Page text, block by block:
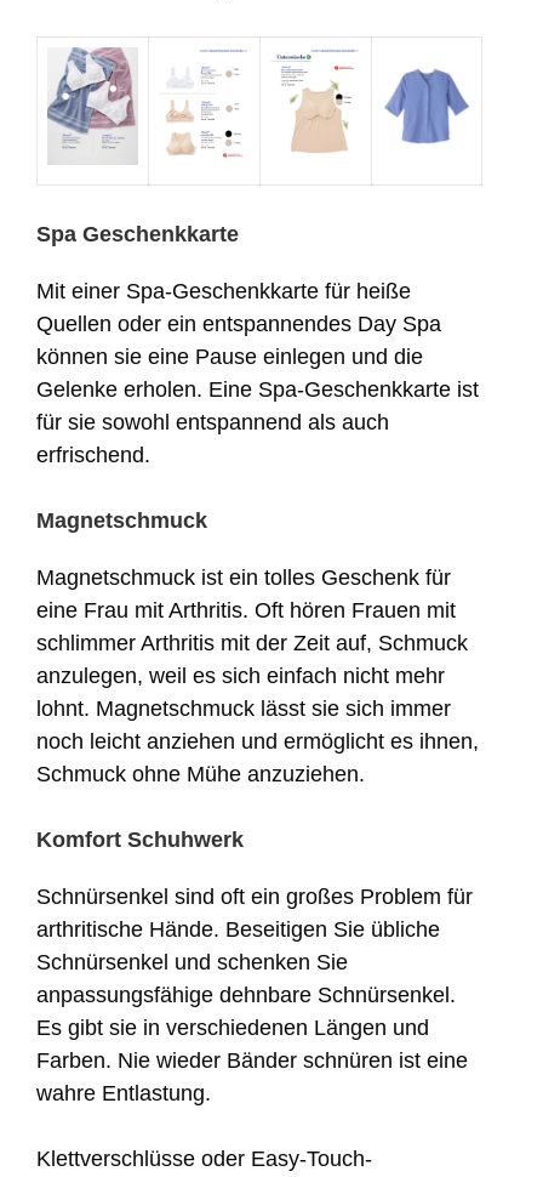
Spa Geschenkkarte
Mit einer Spa-Geschenkkarte für heiße
Quellen oder ein entspannendes Day Spa
können sie eine Pause einlegen und die
Gelenke erholen. Eine Spa-Geschenkkarte ist
für sie sowohl entspannend als auch
erfrischend.
Magnetschmuck
Magnetschmuck ist ein tolles Geschenk für
eine Frau mit Arthritis. Oft hören Frauen mit
schlimmer Arthritis mit der Zeit auf, Schmuck
anzulegen, weil es sich einfach nicht mehr
lohnt. Magnetschmuck lässt sie sich immer
noch leicht anziehen und ermöglicht es ihnen,
Schmuck ohne Mühe anzuziehen.
Komfort Schuhwerk
Schnürsenkel sind oft ein großes Problem für
arthritische Hände. Beseitigen Sie übliche
Schnürsenkel und schenken Sie
anpassungsfähige dehnbare Schnürsenkel.
Es gibt sie in verschiedenen Längen und
Farben. Nie wieder Bänder schnüren ist eine
wahre Entlastung.
Klettverschlüsse oder Easy-Touch-